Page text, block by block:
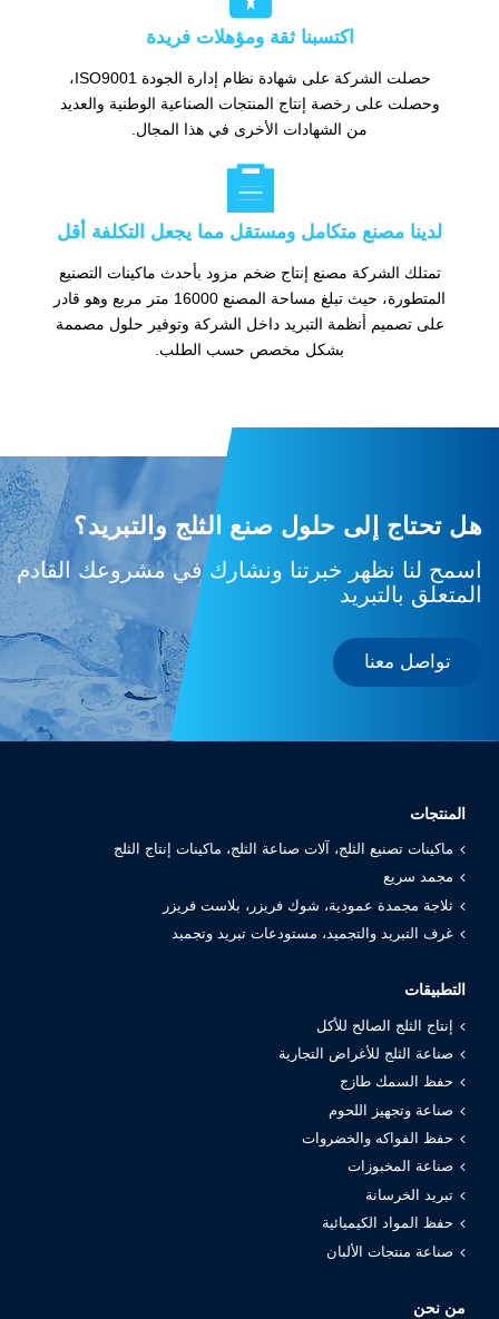
اكتسبنا ثقة ومؤهلات فريدة
حصلت الشركة على شهادة نظام إدارة الجودة ISO9001،
وحصلت على رخصة إنتاج المنتجات الصناعية الوطنية والعديد
من الشهادات الأخرى في هذا المجال.

لدينا مصنع متكامل ومستقل مما يجعل التكلفة أقل
تمتلك الشركة مصنع إنتاج ضخم مزود بأحدث ماكينات التصنيع
المتطورة، حيث تبلغ مساحة المصنع 16000 متر مربع وهو قادر
على تصميم أنظمة التبريد داخل الشركة وتوفير حلول مصممة
بشكل مخصص حسب الطلب.
هل تحتاج إلى حلول صنع الثلج والتبريد؟
اسمح لنا نظهر خبرتنا ونشارك في مشروعك القادم
المتعلق بالتبريد
تواصل معنا
المنتجات
ماكينات تصنيع الثلج، آلات صناعة الثلج، ماكينات إنتاج الثلج
مجمد سريع
ثلاجة مجمدة عمودية، شوك فريزر، بلاست فريزر
غرف التبريد والتجميد، مستودعات تبريد وتجميد
التطبيقات
إنتاج الثلج الصالح للأكل
صناعة الثلج للأغراض التجارية
حفظ السمك طازج
صناعة وتجهيز اللحوم
حفظ الفواكه والخضروات
صناعة المخبوزات
تبريد الخرسانة
حفظ المواد الكيميائية
صناعة منتجات الألبان
من نحن